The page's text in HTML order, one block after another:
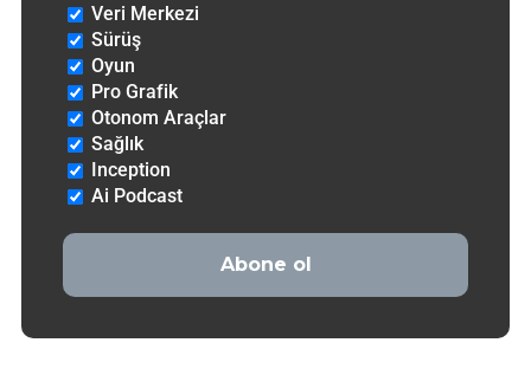
Veri Merkezi
Sürüş
Oyun
Pro Grafik
Otonom Araçlar
Sağlık
Inception
Ai Podcast